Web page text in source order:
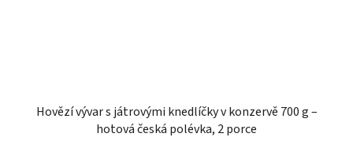
Hovězí vývar s játrovými knedlíčky v konzervě 700 g –
hotová česká polévka, 2 porce